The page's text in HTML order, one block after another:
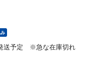
送予定 ※急な在庫切れ